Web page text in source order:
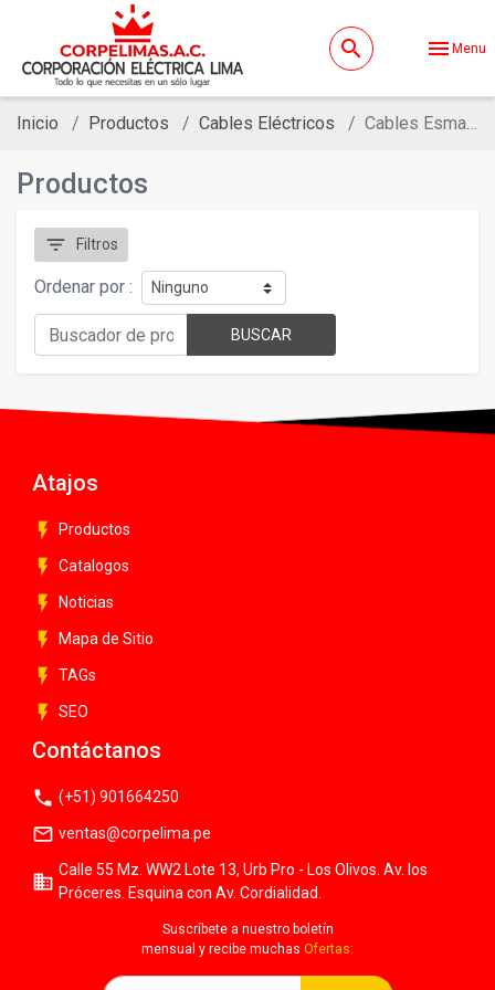
search menu Menu
Inicio Productos Cables Eléctricos Cables Esmaltados
Productos
filter_list Filtros
Ordenar por :
BUSCAR
Atajos
flash_on Productos
flash_on Catalogos
flash_on Noticias
flash_on Mapa de Sitio
flash_on TAGs
flash_on SEO
Contáctanos
phone (+51) 901664250
mail_outline ventas@corpelima.pe
business
Calle 55 Mz. WW2 Lote 13, Urb Pro - Los Olivos. Av. los
Próceres. Esquina con Av. Cordialidad.
Suscríbete a nuestro boletín
mensual y recibe muchas Ofertas: